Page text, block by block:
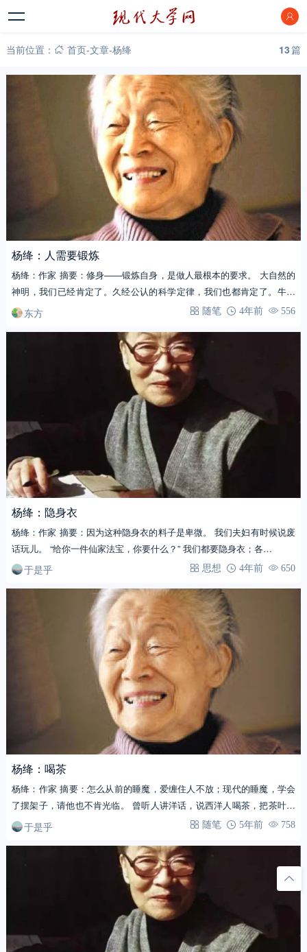
当前位置： 首页-文章-杨绛 13篇
杨绛：人需要锻炼
杨绛：作家 摘要：修身——锻炼自身，是做人最根本的要求。 大自然的
神明，我们已经肯定了。久经公认的科学定律，我们也都肯定了。牛顿
在《…
东方 随笔 4年前 556
杨绛：隐身衣
杨绛：作家 摘要：因为这种隐身衣的料子是卑微。 我们夫妇有时候说废
话玩儿。 “给你一件仙家法宝，你要什么？” 我们都要隐身衣；各…
于是乎 思想 4年前 650
杨绛：喝茶
杨绛：作家 摘要：怎么从前的睡魔，爱缠住人不放；现代的睡魔，学会
了摆架子，请他也不肯光临。 曾听人讲洋话，说西洋人喝茶，把茶叶加
水煮…于是乎 随笔 5年前 758